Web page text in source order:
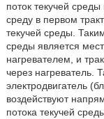
поток текучей
среду в первом
текучей среды.
среды является
нагревателем, и
через нагреватель.
электродвигатель
воздействуют
потока текучей